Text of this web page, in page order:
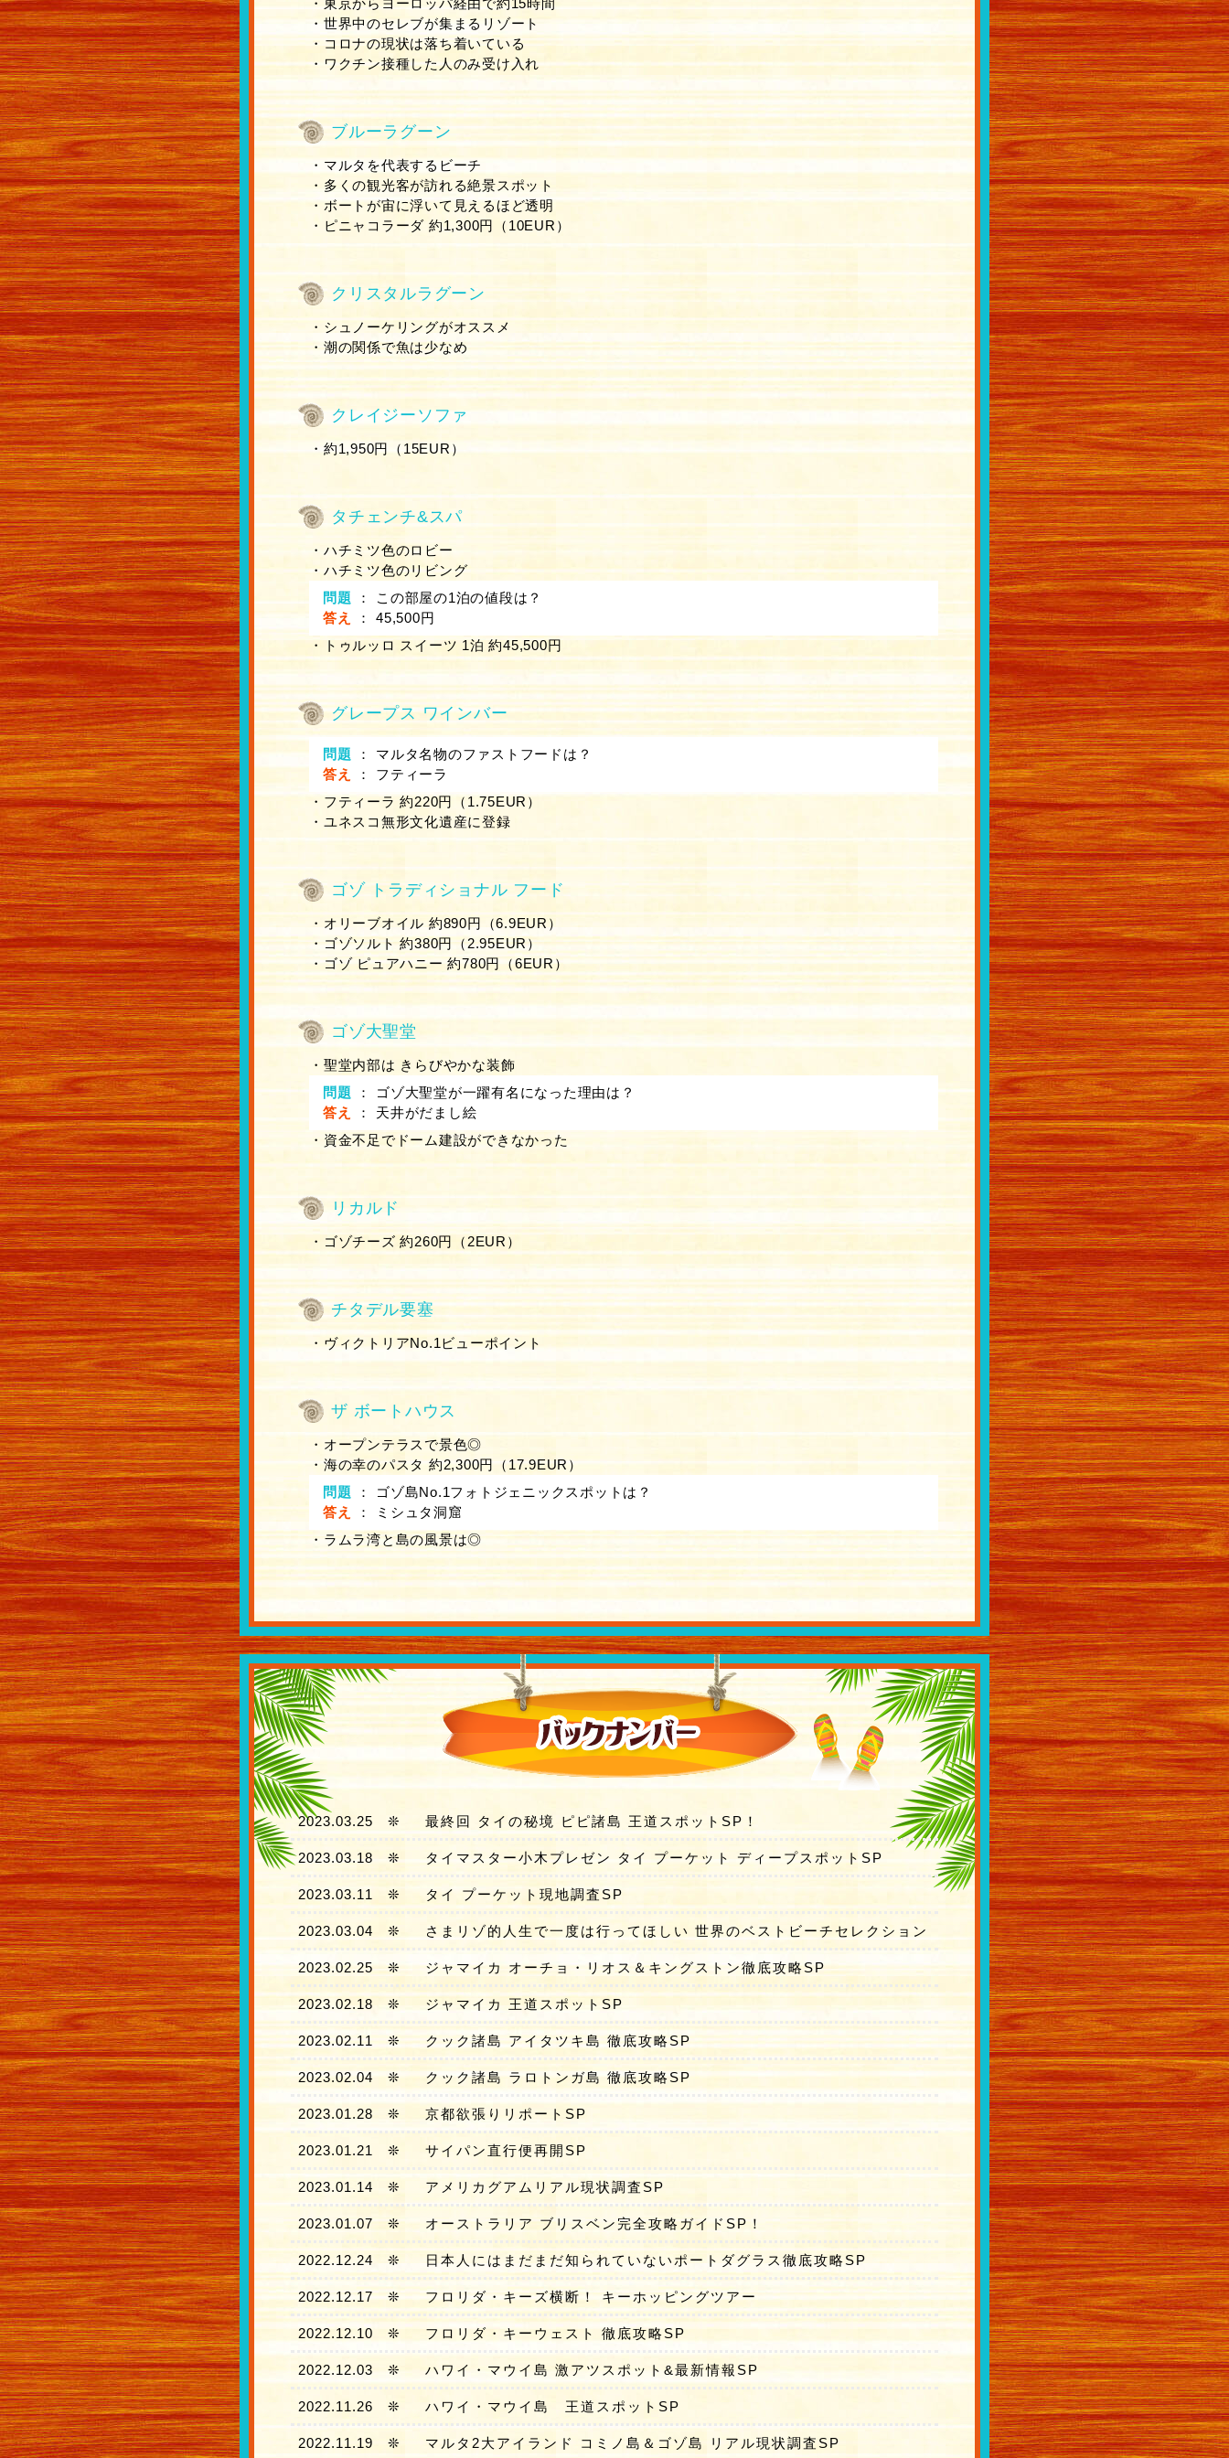
・東京からヨーロッパ経由で約15時間
・世界中のセレブが集まるリゾート
・コロナの現状は落ち着いている
・ワクチン接種した人のみ受け入れ
ブルーラグーン
・マルタを代表するビーチ
・多くの観光客が訪れる絶景スポット
・ボートが宙に浮いて見えるほど透明
・ピニャコラーダ 約1,300円（10EUR）
クリスタルラグーン
・シュノーケリングがオススメ
・潮の関係で魚は少なめ
クレイジーソファ
・約1,950円（15EUR）
タチェンチ&スパ
・ハチミツ色のロビー
・ハチミツ色のリビング
問題
：
この部屋の1泊の値段は？
答え
： 45,500円
・トゥルッロ スイーツ 1泊 約45,500円
グレープス ワインバー
問題 ：
マルタ名物のファストフードは？
答え
：
フティーラ
・フティーラ 約220円（1.75EUR）
・ユネスコ無形文化遺産に登録
ゴゾ トラディショナル フード
・オリーブオイル 約890円（6.9EUR）
・ゴゾソルト 約380円（2.95EUR）
・ゴゾ ピュアハニー 約780円（6EUR）
ゴゾ大聖堂
・聖堂内部は きらびやかな装飾
問題
：
ゴゾ大聖堂が一躍有名になった理由は？
答え
：
天井がだまし絵
・資金不足でドーム建設ができなかった
リカルド
・ゴゾチーズ 約260円（2EUR）
チタデル要塞
・ヴィクトリアNo.1ビューポイント
ザ ボートハウス
・オープンテラスで景色◎
・海の幸のパスタ 約2,300円（17.9EUR）
問題
：
ゴゾ島No.1フォトジェニックスポットは？
答え
：
ミシュタ洞窟
・ラムラ湾と島の風景は◎
バックナンバー
2023.03.25 ❊ 最終回 タイの秘境 ピピ諸島 王道スポットSP！
2023.03.18 ❊ タイマスター小木プレゼン タイ プーケット ディープスポットSP
2023.03.11 ❊ タイ プーケット現地調査SP
2023.03.04 ❊ さまリゾ的人生で一度は行ってほしい 世界のベストビーチセレクション
2023.02.25❊ ジャマイカ オーチョ・リオス＆キングストン徹底攻略SP
2023.02.18 ❊ ジャマイカ 王道スポットSP
2023.02.11 ❊ クック諸島 アイタツキ島 徹底攻略SP
2023.02.04 ❊ クック諸島 ラロトンガ島 徹底攻略SP
2023.01.28 ❊ 京都欲張りリポートSP
2023.01.21 ❊ サイパン直行便再開SP
2023.01.14 ❊ アメリカグアムリアル現状調査SP
2023.01.07❊ オーストラリア ブリスベン完全攻略ガイドSP！
2022.12.24 ❊ 日本人にはまだまだ知られていないポートダグラス徹底攻略SP
2022.12.17❊ フロリダ・キーズ横断！ キーホッピングツアー
2022.12.10 ❊ フロリダ・キーウェスト 徹底攻略SP
2022.12.03 ❊ ハワイ・マウイ島 激アツスポット&最新情報SP
2022.11.26 ❊ ハワイ・マウイ島 王道スポットSP
2022.11.19 ❊ マルタ2大アイランド コミノ島＆ゴゾ島 リアル現状調査SP